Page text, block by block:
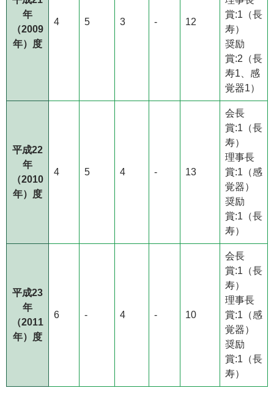
年
（2009
年）度
4 5 3 - 12
賞:1（長
寿）
奨励
賞:2（長
寿1、感
覚器1）
平成22
年
（2010
年）度
4 5 4 - 13
会長
賞:1（長
寿）
理事長
賞:1（感
覚器）
奨励
賞:1（長
寿）
平成23
年
（2011
年）度
6 - 4 - 10
会長
賞:1（長
寿）
理事長
賞:1（感
覚器）
奨励
賞:1（長
寿）